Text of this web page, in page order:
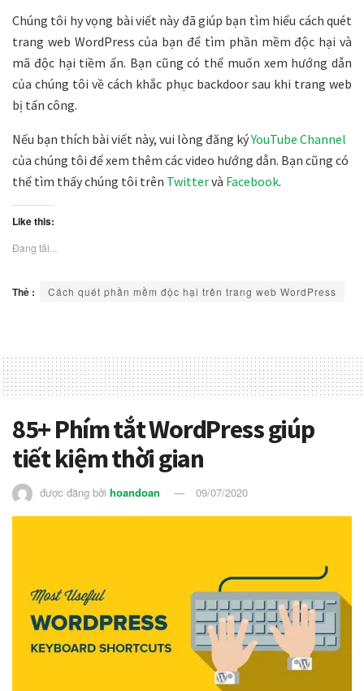
Chúng tôi hy vọng bài viết này đã giúp bạn tìm hiểu cách quét
trang web WordPress của bạn để tìm phần mềm độc hại và
mã độc hại tiềm ẩn. Bạn cũng có thể muốn xem hướng dẫn
của chúng tôi về cách khắc phục backdoor sau khi trang web
bị tấn công.
Nếu bạn thích bài viết này, vui lòng đăng kýYouTube Channel
của chúng tôi để xem thêm các video hướng dẫn. Bạn cũng có
thể tìm thấy chúng tôi trên Twittervà Facebook.
Like this:
Đang tải...
Thẻ : Cách quét phần mềm độc hại trên trang web WordPress
85+ Phím tắt WordPress giúp
tiết kiệm thời gian
được đăng bởi hoandoan 09/07/2020